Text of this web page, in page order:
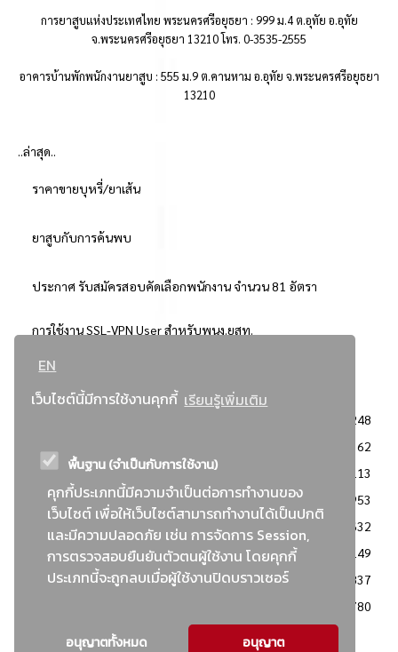
EN
เว็บไซต์นี้มีการใช้งานคุกกี้ เรียนรู้เพิ่มเติม
พื้นฐาน (จำเป็นกับการใช้งาน)
คุกกี้ประเภทนี้มีความจำเป็นต่อการทำงานของ
เว็บไซต์ เพื่อให้เว็บไซต์สามารถทำงานได้เป็นปกติ
และมีความปลอดภัย เช่น การจัดการ Session,
การตรวจสอบยืนยันตัวตนผู้ใช้งาน โดยคุกกี้
ประเภทนี้จะถูกลบเมื่อผู้ใช้งานปิดบราวเซอร์
อนุญาตทั้งหมด อนุญาต
การยาสูบแห่งประเทศไทย พระนครศรีอยุธยา : 999 ม.4 ต.อุทัย อ.อุทัย
จ.พระนครศรีอยุธยา 13210 โทร. 0-3535-2555
อาคารบ้านพักพนักงานยาสูบ : 555 ม.9 ต.คานหาม อ.อุทัย จ.พระนครศรีอยุธยา
13210
..ล่าสุด..
ราคาขายบุหรี่/ยาเส้น
ยาสูบกับการค้นพบ
ประกาศ รับสมัครสอบคัดเลือกพนักงาน จำนวน 81 อัตรา
การใช้งาน SSL-VPN User สำหรับพนง.ยสท.
..ยอดนิยม..
3248
2362
: วิธีเฉพาะเจาะจง
2113
ข่าวสาร/ประกาศ
1953
: เอกสารส่งเสริมความโปร่งใสในการจัดซื้อจัดจ้าง
1632
ข่าวสารจัดซื้อจัดจ้าง
1149
: แผนการจัดซื้อจัดจ้าง
837
780